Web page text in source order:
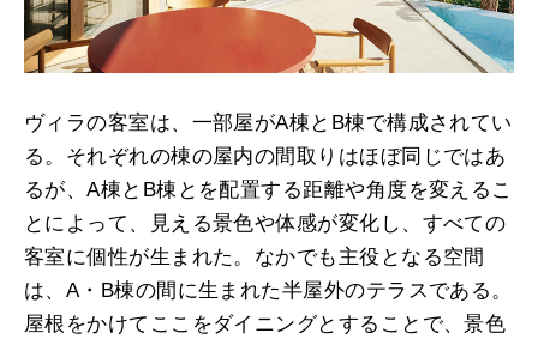
ヴィラの客室は、一部屋がA棟とB棟で構成されてい
る。それぞれの棟の屋内の間取りはほぼ同じではあ
るが、A棟とB棟とを配置する距離や角度を変えるこ
とによって、見える景色や体感が変化し、すべての
客室に個性が生まれた。なかでも主役となる空間
は、A・B棟の間に生まれた半屋外のテラスである。
屋根をかけてここをダイニングとすることで、景色